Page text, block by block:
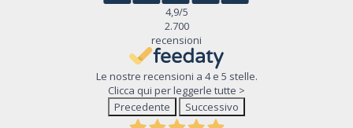
4,9/5
2.700
recensioni
Le nostre recensioni a 4 e 5 stelle.
Clicca qui per leggerle tutte >
Precedente
Successivo